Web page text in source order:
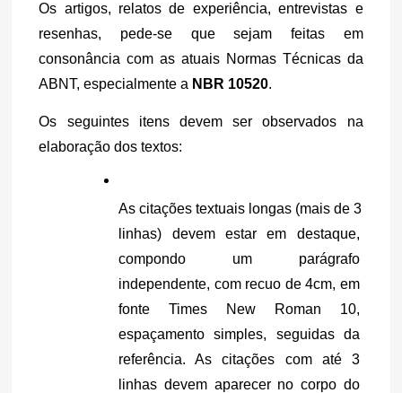
Os artigos, relatos de experiência, entrevistas e
resenhas, pede-se que sejam feitas em
consonância com as atuais Normas Técnicas da
ABNT, especialmente a NBR 10520.
Os seguintes itens devem ser observados na
elaboração dos textos:
As citações textuais longas (mais de 3
linhas) devem estar em destaque,
compondo um parágrafo
independente, com recuo de 4cm, em
fonte Times New Roman 10,
espaçamento simples, seguidas da
referência. As citações com até 3
linhas devem aparecer no corpo do